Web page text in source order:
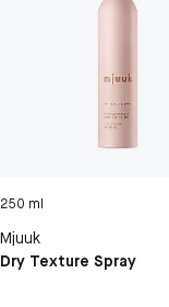
250 ml
Mjuuk
Dry Texture Spray